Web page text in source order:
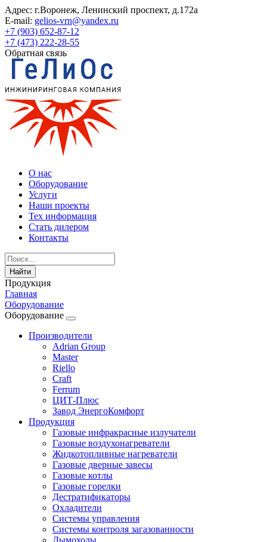
Адрес: г.Воронеж, Ленинский проспект, д.172а
E-mail: gelios-vrn@yandex.ru
+7 (903) 652-87-12
+7 (473) 222-28-55
Обратная связь
О нас
Оборудование
Услуги
Наши проекты
Тех информация
Стать дилером
Контакты
Продукция
Главная
Оборудование
Оборудование
Производители
Adrian Group
Master
Riello
Craft
Ferrum
ЦИТ-Плюс
Завод ЭнергоКомфорт
Продукция
Газовые инфракрасные излучатели
Газовые воздухонагреватели
Жидкотопливные нагреватели
Газовые дверные завесы
Газовые котлы
Газовые горелки
Дестратификаторы
Охладители
Системы управления
Системы контроля загазованности
Дымоходы